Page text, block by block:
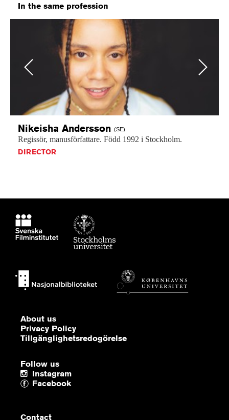
In the same profession
Previous
Nikeisha Andersson (SE)
Regissör, manusförfattare. Född 1992 i Stockholm.
DIRECTOR
Next
About us
Privacy Policy
Tillgänglighetsredogörelse
Follow us
Instagram
Facebook
Contact